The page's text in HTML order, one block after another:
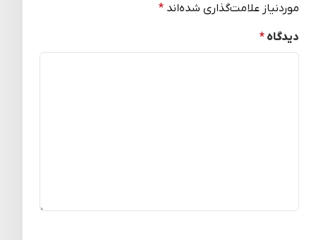
موردنیاز علامت‌گذاری شده‌اند *
دیدگاه *